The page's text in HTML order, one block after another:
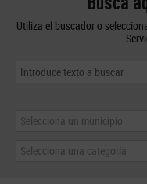
Utiliza el buscador o
Selecciona un municipio
Selecciona una categoría